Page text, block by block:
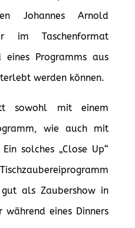
Johannes Arnold
im Taschenformat
Programms aus
werden können.
sowohl mit einem
wie auch mit
solches „Close Up“
als Zaubershow in
eines Dinners